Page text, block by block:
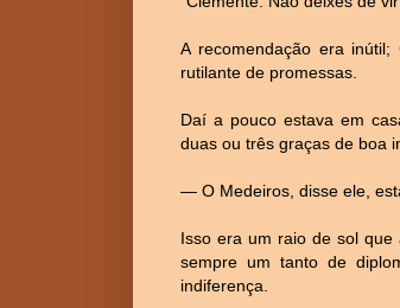
A recomendação era
rutilante de promessas.
Daí a pouco estava em
duas ou três graças de boa
— O Medeiros, disse ele,
Isso era um raio de sol que
sempre um tanto de
indiferença.